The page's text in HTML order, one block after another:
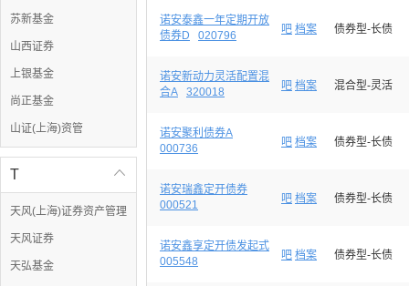
苏新基金
山西证券
上银基金
尚正基金
山证(上海)资管

T
天风(上海)证券资产管理
天风证券
天弘基金
诺安泰鑫一年定期开放
债券D
020796 吧 档案 债券型-长债
诺安新动力灵活配置混
合A
320018 吧 档案 混合型-灵活
诺安聚利债券A
000736
吧 档案 债券型-长债
诺安瑞鑫定开债券
000521
吧 档案 债券型-长债
诺安鑫享定开债发起式
005548
吧 档案 债券型-长债